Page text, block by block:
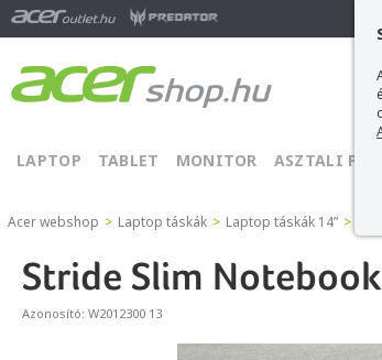
LAPTOP TABLET MONITOR ASZTALI PC
Acer webshop > Laptop táskák > Laptop táskák 14” >
Stride Slim
Azonosító: W2012300 13